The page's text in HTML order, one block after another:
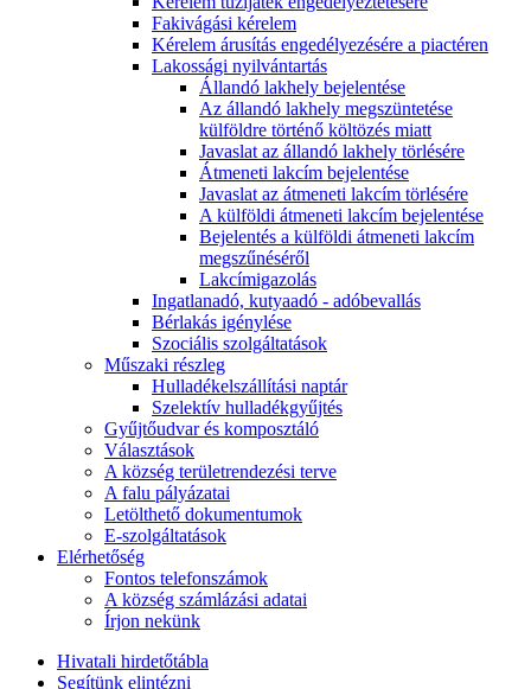
Fakivágási kérelem
Kérelem árusítás engedélyezésére a piactéren
Lakossági nyilvántartás
Állandó lakhely bejelentése
Az állandó lakhely megszüntetése
külföldre történő költözés miatt
Javaslat az állandó lakhely törlésére
Átmeneti lakcím bejelentése
Javaslat az átmeneti lakcím törlésére
A külföldi átmeneti lakcím bejelentése
Bejelentés a külföldi átmeneti lakcím
megszűnéséről
Lakcímigazolás
Ingatlanadó, kutyaadó - adóbevallás
Bérlakás igénylése
Szociális szolgáltatások
Műszaki részleg
Hulladékelszállítási naptár
Szelektív hulladékgyűjtés
Gyűjtőudvar és komposztáló
Választások
A község területrendezési terve
A falu pályázatai
Letölthető dokumentumok
E-szolgáltatások
Elérhetőség
Fontos telefonszámok
A község számlázási adatai
Írjon nekünk
Hivatali hirdetőtábla
Segítünk elintézni